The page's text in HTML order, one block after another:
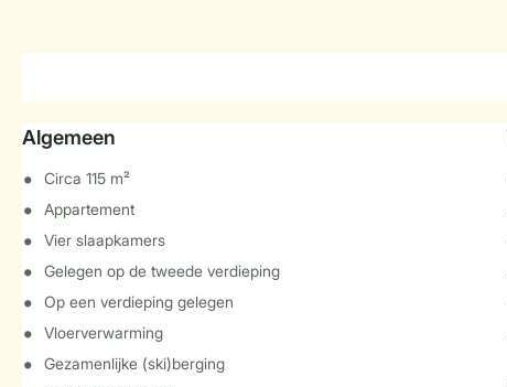
Algemeen
Circa 115 m²
Appartement
Vier slaapkamers
Gelegen op de tweede verdieping
Op een verdieping gelegen
Vloerverwarming
Gezamenlijke (ski)berging